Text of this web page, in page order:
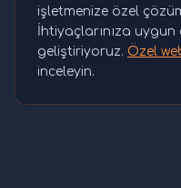
işletmenize özel
İhtiyaçlarınıza uygun
geliştiriyoruz. Özel
inceleyin.